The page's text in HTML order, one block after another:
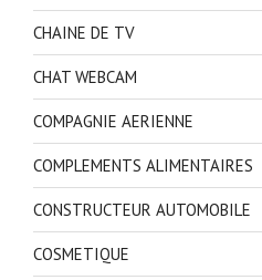
CHAINE DE TV
CHAT WEBCAM
COMPAGNIE AERIENNE
COMPLEMENTS ALIMENTAIRES
CONSTRUCTEUR AUTOMOBILE
COSMETIQUE